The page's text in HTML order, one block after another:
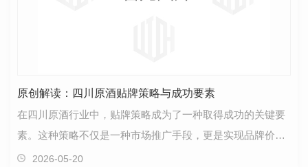
原创解读：四川原酒贴牌策略与成功要素
在四川原酒行业中，贴牌策略成为了一种取得成功的关键要
素。这种策略不仅是一种市场推广手段，更是实现品牌价值
和优化产品结构的有效方式。首先，贴牌策略使得企业…
2026-05-20